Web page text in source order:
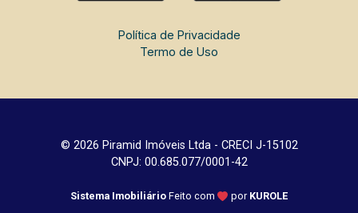
Política de Privacidade
Termo de Uso
© 2026 Piramid Imóveis Ltda - CRECI J-15102
CNPJ: 00.685.077/0001-42
Sistema Imobiliário Feito com por KUROLE